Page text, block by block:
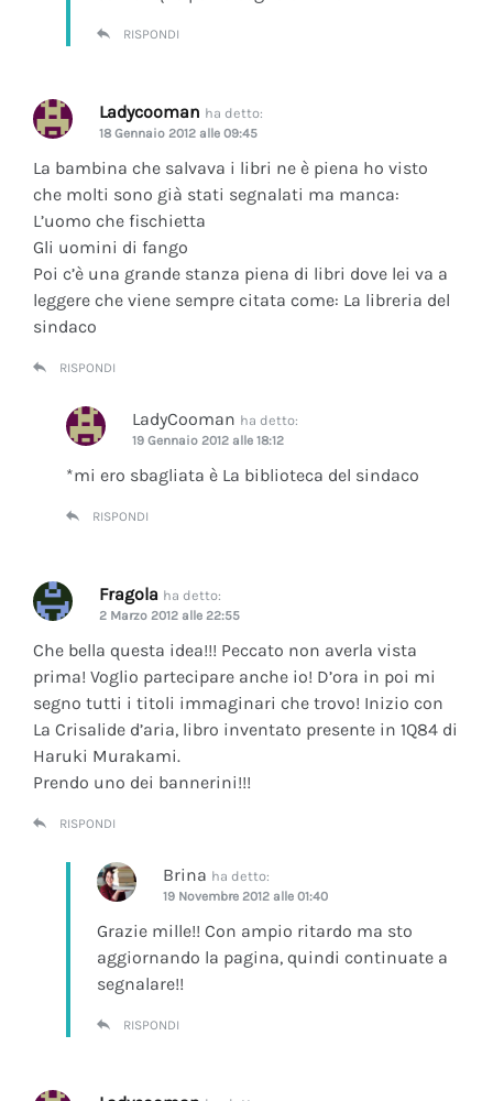
RISPONDI
Ladycooman ha detto:
18 Gennaio 2012 alle 09:45
La bambina che salvava i libri ne è piena ho visto
che molti sono già stati segnalati ma manca:
L’uomo che fischietta
Gli uomini di fango
Poi c’è una grande stanza piena di libri dove lei va a
leggere che viene sempre citata come: La libreria del
sindaco
RISPONDI
LadyCooman ha detto:
19 Gennaio 2012 alle 18:12
*mi ero sbagliata è La biblioteca del sindaco
RISPONDI
Fragola ha detto:
2 Marzo 2012 alle 22:55
Che bella questa idea!!! Peccato non averla vista
prima! Voglio partecipare anche io! D’ora in poi mi
segno tutti i titoli immaginari che trovo! Inizio con
La Crisalide d’aria, libro inventato presente in 1Q84 di
Haruki Murakami.
Prendo uno dei bannerini!!!
RISPONDI
Brina ha detto:
19 Novembre 2012 alle 01:40
Grazie mille!! Con ampio ritardo ma sto
aggiornando la pagina, quindi continuate a
segnalare!!
RISPONDI